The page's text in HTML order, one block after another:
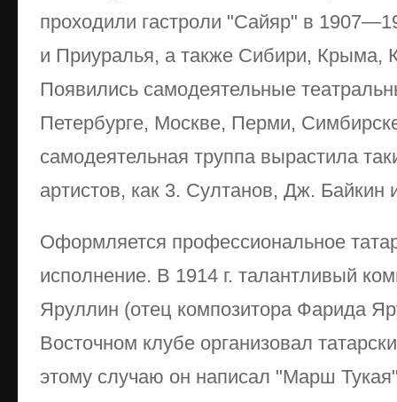
проходили гастроли "Сайяр" в
и Приуралья, а также Сибири, Крыма,
Появились самодеятельные
Петербурге, Москве, Перми,
самодеятельная труппа вырастила
артистов, как 3. Султанов, Дж. Байкин
Оформляется профессиональное
исполнение. В 1914 г. талантливый
Яруллин (отец композитора Фарида
Восточном клубе организовал
этому случаю он написал "Марш